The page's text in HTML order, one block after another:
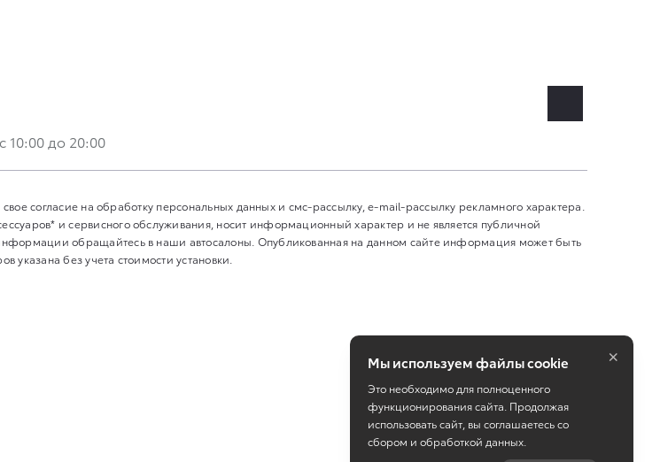
10:00 до 20:00
согласие на обработку персональных данных и смс-рассылку, e-mail-рассылку рекламного характера.
и сервисного обслуживания, носит информационный характер и не является публичной
обращайтесь в наши автосалоны. Опубликованная на данном сайте информация может быть
указана без учета стоимости установки.
Работает на технологиях
Мы используем файлы cookie
Это необходимо для полноценного
функционирования сайта. Продолжая
использовать сайт, вы соглашаетесь со
сбором и обработкой данных.
×